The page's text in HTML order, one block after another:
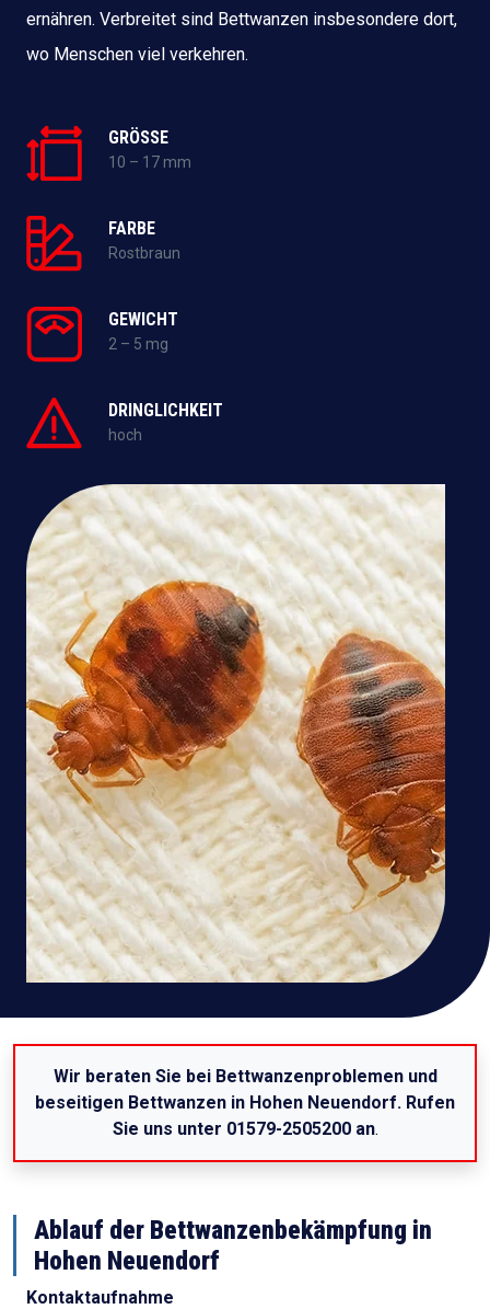
ernähren. Verbreitet sind Bettwanzen insbesondere dort,
wo Menschen viel verkehren.
GRÖSSE
10 – 17 mm
FARBE
Rostbraun
GEWICHT
2 – 5 mg
DRINGLICHKEIT
hoch
Wir beraten Sie bei Bettwanzenproblemen und
beseitigen Bettwanzen in Hohen Neuendorf. Rufen
Sie uns unter 01579-2505200 an.
Ablauf der Bettwanzenbekämpfung in
Hohen Neuendorf
Kontaktaufnahme